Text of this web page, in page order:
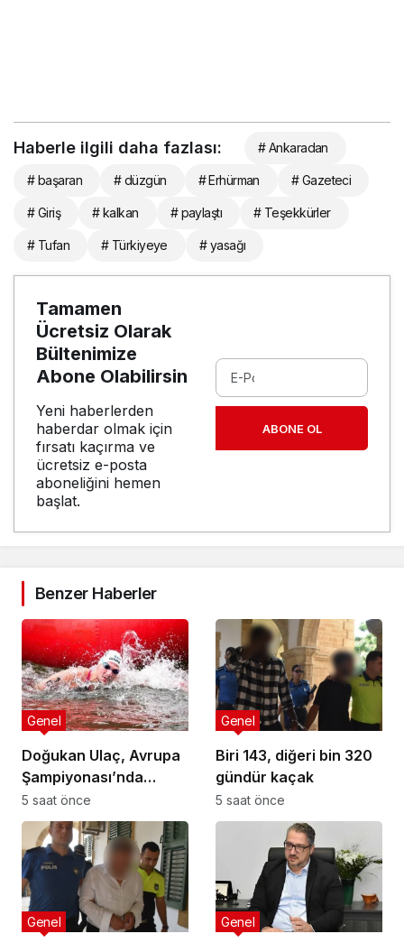
Haberle ilgili daha fazlası: # Ankaradan
# başaran # düzgün # Erhürman # Gazeteci
# Giriş # kalkan # paylaştı # Teşekkürler
# Tufan # Türkiyeye # yasağı
Tamamen
Ücretsiz Olarak
Bültenimize
Abone Olabilirsin
Yeni haberlerden
haberdar olmak için
fırsatı kaçırma ve
ücretsiz e-posta
aboneliğini hemen
başlat.
ABONE OL
Benzer Haberler
Doğukan Ulaç, Avrupa
Şampiyonası’nda
Türkiye Milli Takımı ile
mücadele etti
Genel
5 saat önce
Biri 143, diğeri bin 320
gündür kaçak
Genel
5 saat önce
Genel Genel